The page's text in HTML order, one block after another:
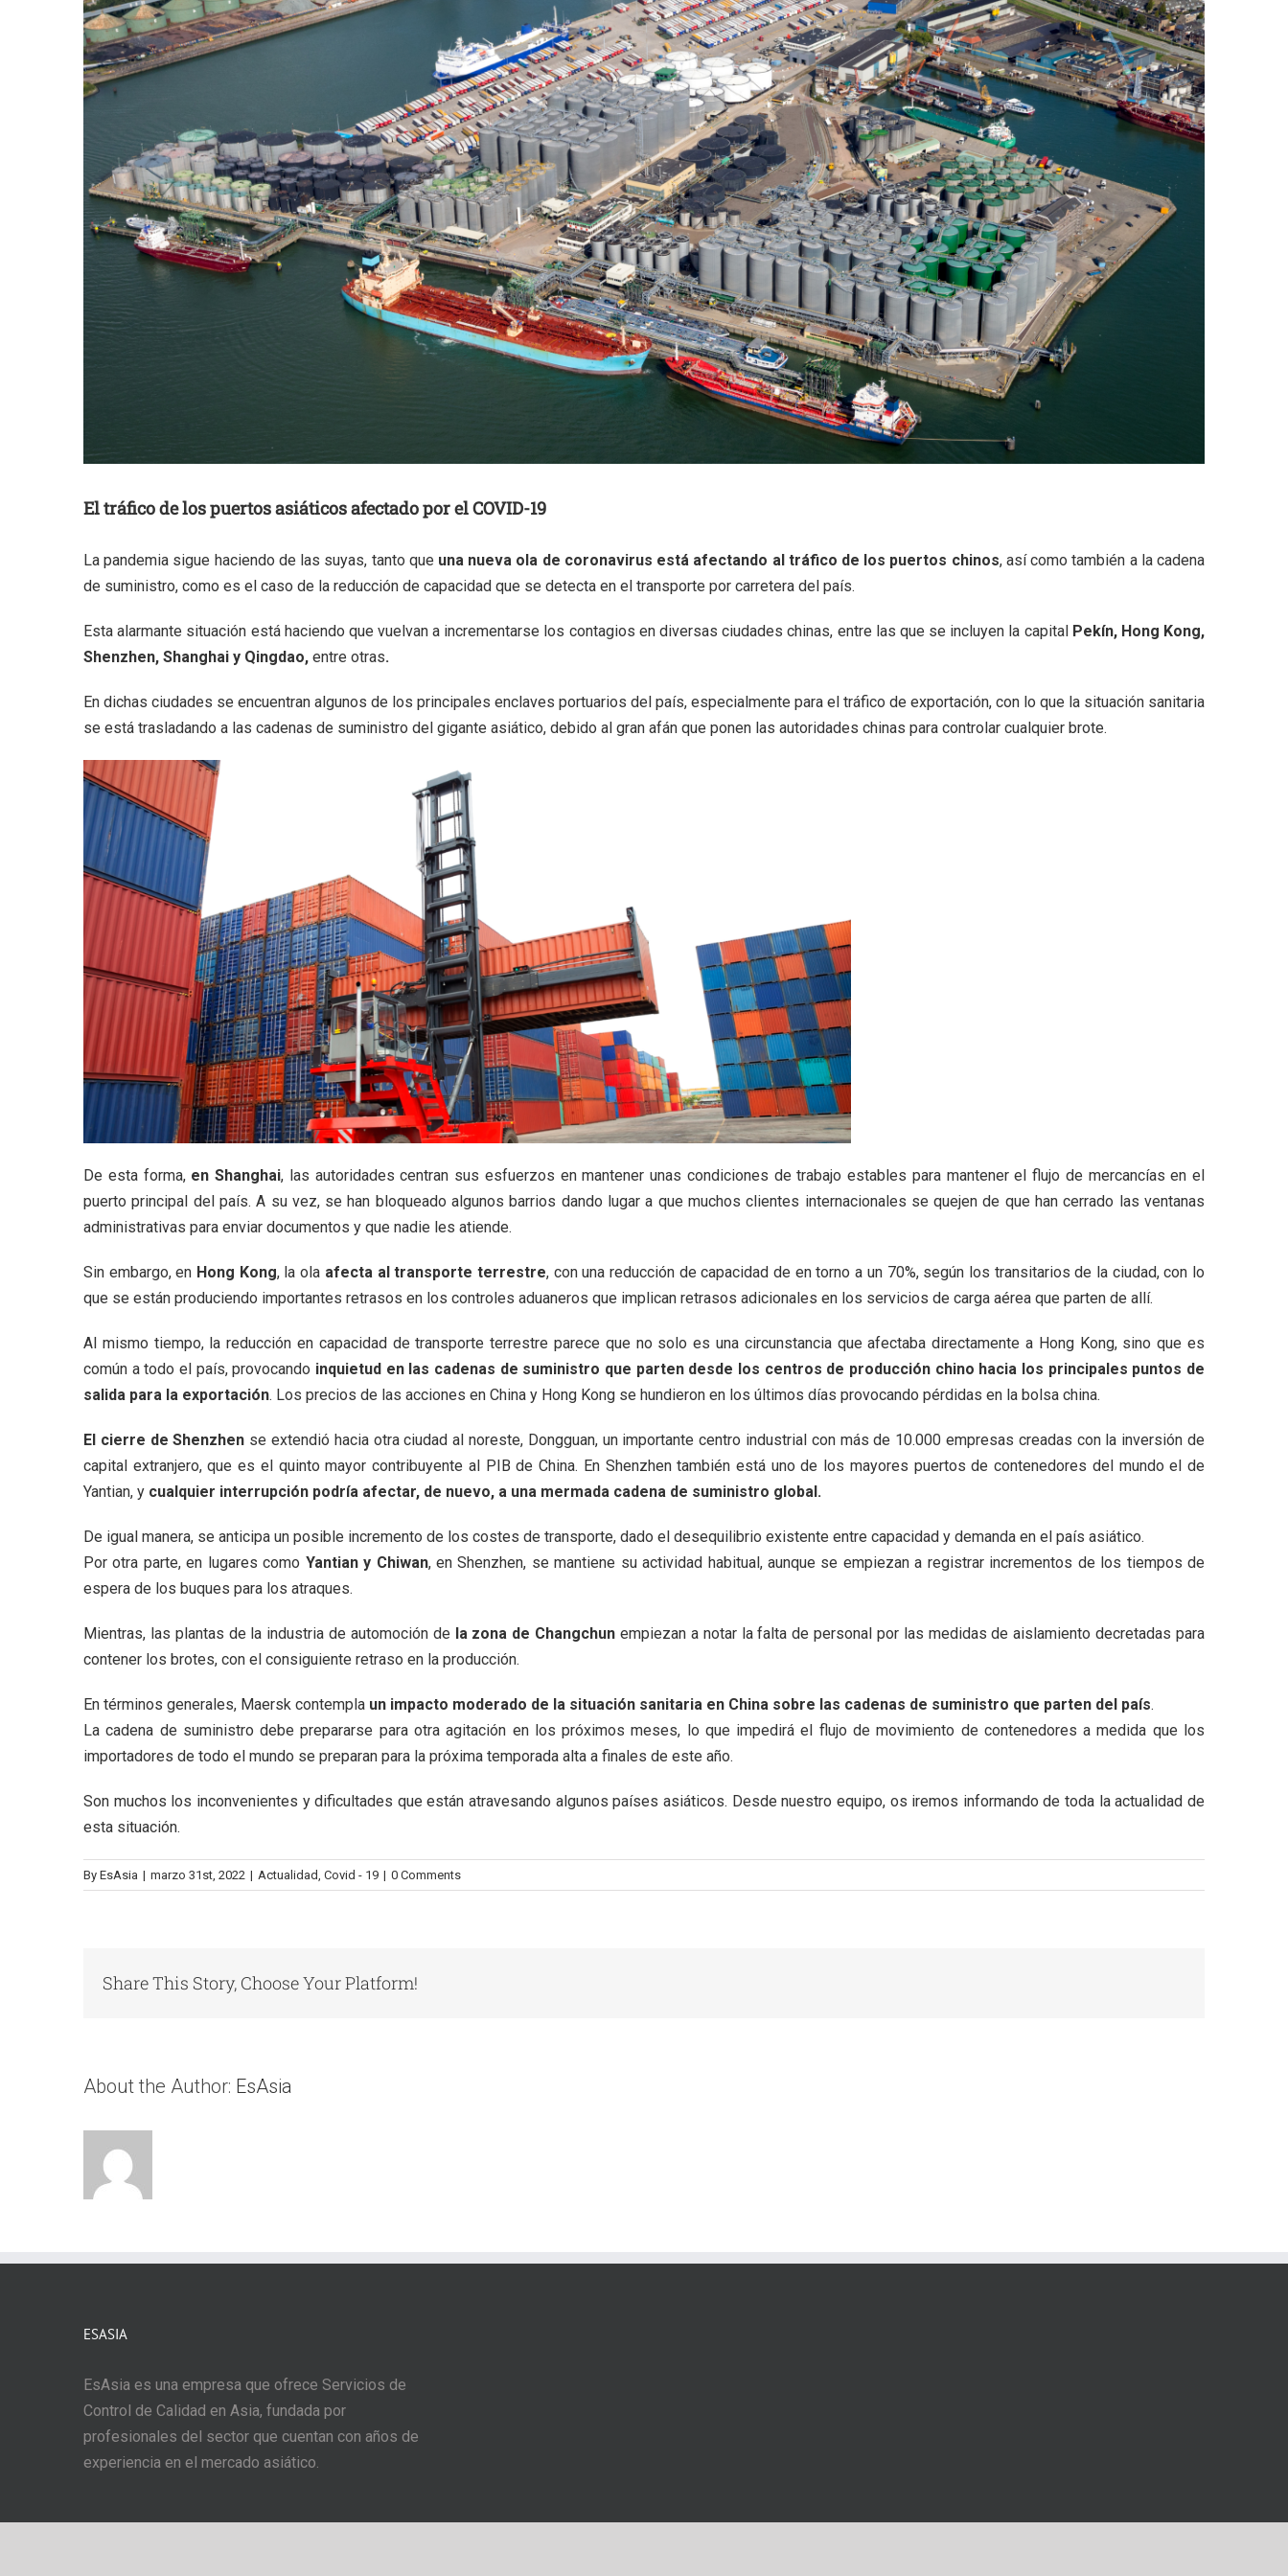
El tráfico de los puertos asiáticos afectado por el COVID-19
La pandemia sigue haciendo de las suyas, tanto que una nueva ola de coronavirus está afectando al tráfico de los puertos chinos, así como también a la cadena
de suministro, como es el caso de la reducción de capacidad que se detecta en el transporte por carretera del país.
Esta alarmante situación está haciendo que vuelvan a incrementarse los contagios en diversas ciudades chinas, entre las que se incluyen la capital Pekín, Hong Kong,
Shenzhen, Shanghai y Qingdao, entre otras.
En dichas ciudades se encuentran algunos de los principales enclaves portuarios del país, especialmente para el tráfico de exportación, con lo que la situación sanitaria
se está trasladando a las cadenas de suministro del gigante asiático, debido al gran afán que ponen las autoridades chinas para controlar cualquier brote.
De esta forma, en Shanghai, las autoridades centran sus esfuerzos en mantener unas condiciones de trabajo estables para mantener el flujo de mercancías en el
puerto principal del país. A su vez, se han bloqueado algunos barrios dando lugar a que muchos clientes internacionales se quejen de que han cerrado las ventanas
administrativas para enviar documentos y que nadie les atiende.
Sin embargo, en Hong Kong, la ola afecta al transporte terrestre, con una reducción de capacidad de en torno a un 70%, según los transitarios de la ciudad, con lo
que se están produciendo importantes retrasos en los controles aduaneros que implican retrasos adicionales en los servicios de carga aérea que parten de allí.
Al mismo tiempo, la reducción en capacidad de transporte terrestre parece que no solo es una circunstancia que afectaba directamente a Hong Kong, sino que es
común a todo el país, provocando inquietud en las cadenas de suministro que parten desde los centros de producción chino hacia los principales puntos de
salida para la exportación. Los precios de las acciones en China y Hong Kong se hundieron en los últimos días provocando pérdidas en la bolsa china.
El cierre de Shenzhen se extendió hacia otra ciudad al noreste, Dongguan, un importante centro industrial con más de 10.000 empresas creadas con la inversión de
capital extranjero, que es el quinto mayor contribuyente al PIB de China. En Shenzhen también está uno de los mayores puertos de contenedores del mundo el de
Yantian, y cualquier interrupción podría afectar, de nuevo, a una mermada cadena de suministro global.
De igual manera, se anticipa un posible incremento de los costes de transporte, dado el desequilibrio existente entre capacidad y demanda en el país asiático.
Por otra parte, en lugares como Yantian y Chiwan, en Shenzhen, se mantiene su actividad habitual, aunque se empiezan a registrar incrementos de los tiempos de
espera de los buques para los atraques.
Mientras, las plantas de la industria de automoción de la zona de Changchun empiezan a notar la falta de personal por las medidas de aislamiento decretadas para
contener los brotes, con el consiguiente retraso en la producción.
En términos generales, Maersk contempla un impacto moderado de la situación sanitaria en China sobre las cadenas de suministro que parten del país.
La cadena de suministro debe prepararse para otra agitación en los próximos meses, lo que impedirá el flujo de movimiento de contenedores a medida que los
importadores de todo el mundo se preparan para la próxima temporada alta a finales de este año.
Son muchos los inconvenientes y dificultades que están atravesando algunos países asiáticos. Desde nuestro equipo, os iremos informando de toda la actualidad de
esta situación.
By EsAsia | marzo 31st, 2022 | Actualidad, Covid - 19 | 0 Comments
Share This Story, Choose Your Platform!
About the Author: EsAsia
ESASIA
EsAsia es una empresa que ofrece Servicios de
Control de Calidad en Asia, fundada por
profesionales del sector que cuentan con años de
experiencia en el mercado asiático.